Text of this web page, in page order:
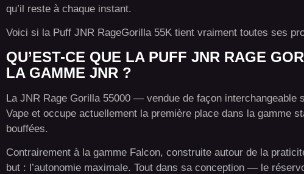
qu’il reste à chaque instant.
Voici si la Puff JNR RageGorilla 55K tient vraiment toutes ses
QU’EST-CE QUE LA PUFF JNR RAGE
LA GAMME JNR ?
La JNR Rage Gorilla 55000 — vendue de façon
Vape et occupe actuellement la première place dans la gamme
bouffées.
Contrairement à la gamme Falcon, construite autour de la
but : l’autonomie maximale. Tout dans sa conception — le